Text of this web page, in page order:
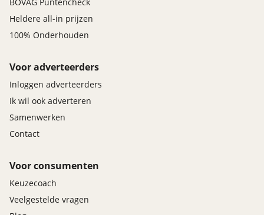
BOVAG Puntencheck
Heldere all-in prijzen
100% Onderhouden
Voor adverteerders
Inloggen adverteerders
Ik wil ook adverteren
Samenwerken
Contact
Voor consumenten
Keuzecoach
Veelgestelde vragen